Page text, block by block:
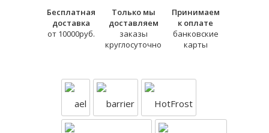
Бесплатная
доставка
от 10000руб.
Только мы
доставляем
заказы
круглосуточно
Принимаем
к оплате
банковские
карты